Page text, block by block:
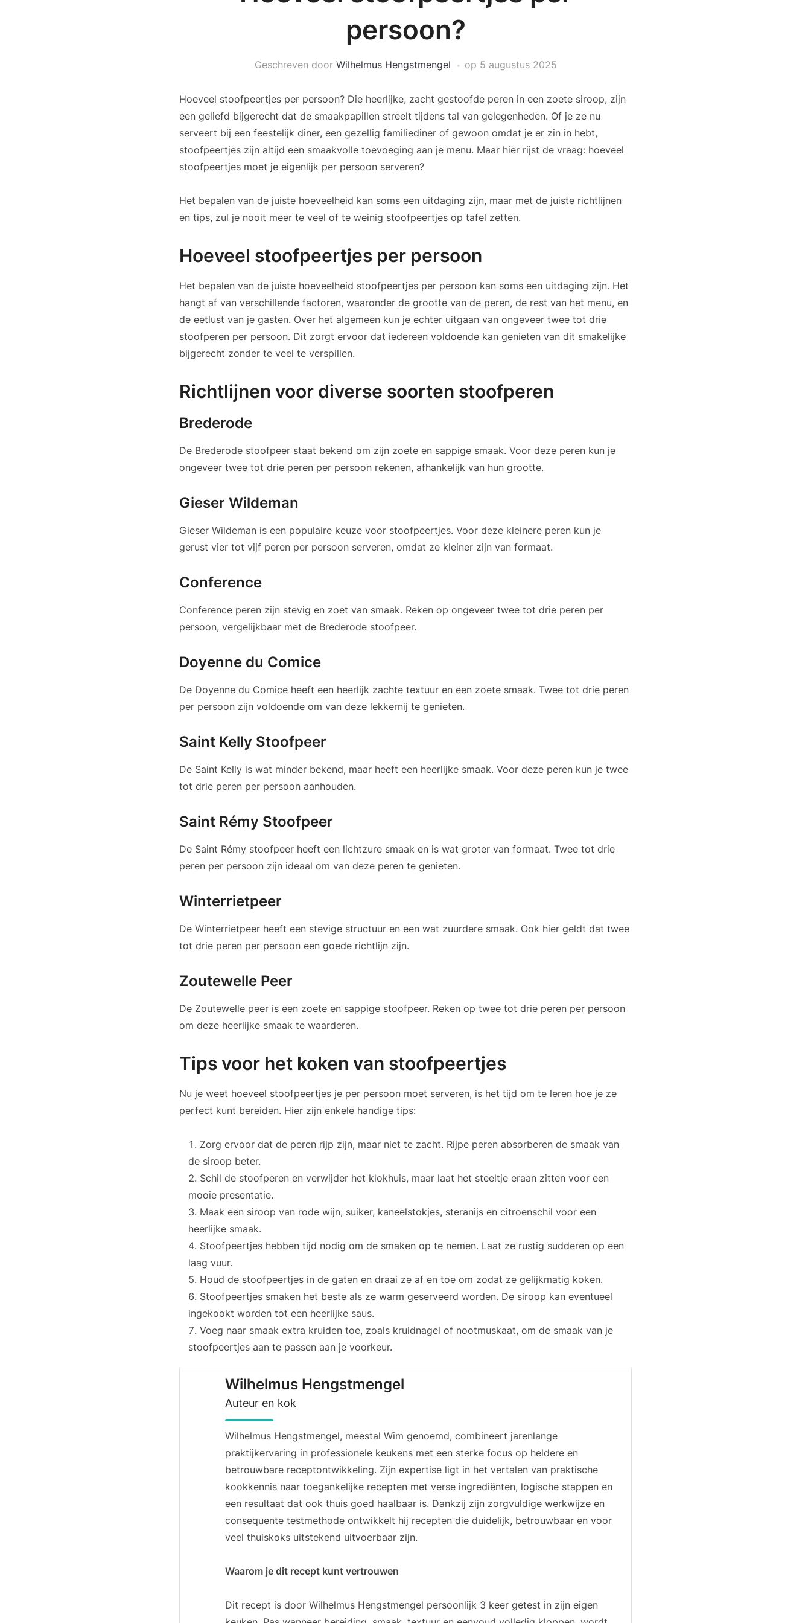
persoon?
Geschreven door Wilhelmus Hengstmengel op 5 augustus 2025
Hoeveel stoofpeertjes per persoon? Die heerlijke, zacht gestoofde peren in een zoete siroop, zijn
een geliefd bijgerecht dat de smaakpapillen streelt tijdens tal van gelegenheden. Of je ze nu
serveert bij een feestelijk diner, een gezellig familiediner of gewoon omdat je er zin in hebt,
stoofpeertjes zijn altijd een smaakvolle toevoeging aan je menu. Maar hier rijst de vraag: hoeveel
stoofpeertjes moet je eigenlijk per persoon serveren?
Het bepalen van de juiste hoeveelheid kan soms een uitdaging zijn, maar met de juiste richtlijnen
en tips, zul je nooit meer te veel of te weinig stoofpeertjes op tafel zetten.
Hoeveel stoofpeertjes per persoon
Het bepalen van de juiste hoeveelheid stoofpeertjes per persoon kan soms een uitdaging zijn. Het
hangt af van verschillende factoren, waaronder de grootte van de peren, de rest van het menu, en
de eetlust van je gasten. Over het algemeen kun je echter uitgaan van ongeveer twee tot drie
stoofperen per persoon. Dit zorgt ervoor dat iedereen voldoende kan genieten van dit smakelijke
bijgerecht zonder te veel te verspillen.
Richtlijnen voor diverse soorten stoofperen
Brederode
De Brederode stoofpeer staat bekend om zijn zoete en sappige smaak. Voor deze peren kun je
ongeveer twee tot drie peren per persoon rekenen, afhankelijk van hun grootte.
Gieser Wildeman
Gieser Wildeman is een populaire keuze voor stoofpeertjes. Voor deze kleinere peren kun je
gerust vier tot vijf peren per persoon serveren, omdat ze kleiner zijn van formaat.
Conference
Conference peren zijn stevig en zoet van smaak. Reken op ongeveer twee tot drie peren per
persoon, vergelijkbaar met de Brederode stoofpeer.
Doyenne du Comice
De Doyenne du Comice heeft een heerlijk zachte textuur en een zoete smaak. Twee tot drie peren
per persoon zijn voldoende om van deze lekkernij te genieten.
Saint Kelly Stoofpeer
De Saint Kelly is wat minder bekend, maar heeft een heerlijke smaak. Voor deze peren kun je twee
tot drie peren per persoon aanhouden.
Saint Rémy Stoofpeer
De Saint Rémy stoofpeer heeft een lichtzure smaak en is wat groter van formaat. Twee tot drie
peren per persoon zijn ideaal om van deze peren te genieten.
Winterrietpeer
De Winterrietpeer heeft een stevige structuur en een wat zuurdere smaak. Ook hier geldt dat twee
tot drie peren per persoon een goede richtlijn zijn.
Zoutewelle Peer
De Zoutewelle peer is een zoete en sappige stoofpeer. Reken op twee tot drie peren per persoon
om deze heerlijke smaak te waarderen.
Tips voor het koken van stoofpeertjes
Nu je weet hoeveel stoofpeertjes je per persoon moet serveren, is het tijd om te leren hoe je ze
perfect kunt bereiden. Hier zijn enkele handige tips:
Zorg ervoor dat de peren rijp zijn, maar niet te zacht. Rijpe peren absorberen de smaak van
de siroop beter.
Schil de stoofperen en verwijder het klokhuis, maar laat het steeltje eraan zitten voor een
mooie presentatie.
Maak een siroop van rode wijn, suiker, kaneelstokjes, steranijs en citroenschil voor een
heerlijke smaak.
Stoofpeertjes hebben tijd nodig om de smaken op te nemen. Laat ze rustig sudderen op een
laag vuur.
Houd de stoofpeertjes in de gaten en draai ze af en toe om zodat ze gelijkmatig koken.
Stoofpeertjes smaken het beste als ze warm geserveerd worden. De siroop kan eventueel
ingekookt worden tot een heerlijke saus.
Voeg naar smaak extra kruiden toe, zoals kruidnagel of nootmuskaat, om de smaak van je
stoofpeertjes aan te passen aan je voorkeur.
Wilhelmus Hengstmengel
Auteur en kok
Wilhelmus Hengstmengel, meestal Wim genoemd, combineert jarenlange
praktijkervaring in professionele keukens met een sterke focus op heldere en
betrouwbare receptontwikkeling. Zijn expertise ligt in het vertalen van praktische
kookkennis naar toegankelijke recepten met verse ingrediënten, logische stappen en
een resultaat dat ook thuis goed haalbaar is. Dankzij zijn zorgvuldige werkwijze en
consequente testmethode ontwikkelt hij recepten die duidelijk, betrouwbaar en voor
veel thuiskoks uitstekend uitvoerbaar zijn.
Waarom je dit recept kunt vertrouwen
Dit recept is door Wilhelmus Hengstmengel persoonlijk 3 keer getest in zijn eigen